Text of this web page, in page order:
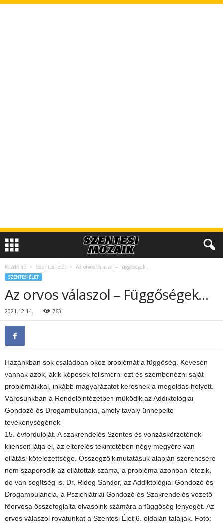
Kezdőlap Szentesi Élet Az orvos válaszol – Függőségek…
SZENTESI ÉLET
Az orvos válaszol – Függőségek…
2021.12.14. 763
Hazánkban sok családban okoz problémát a függőség. Kevesen
vannak azok, akik képesek felismerni ezt és szembenézni saját
problémáikkal, inkább magyarázatot keresnek a megoldás helyett.
Városunkban a Rendelőintézetben működik az Addiktológiai
Gondozó és Drogambulancia, amely tavaly ünnepelte
tevékenységének
15. évfordulóját. A szakrendelés Szentes és vonzáskörzetének
klienseit látja el, az elterelés tekintetében négy megyére van
ellátási kötelezettsége. Összegző kimutatásuk alapján szerencsére
nem szaporodik az ellátottak száma, a probléma azonban létezik,
de van segítség is. Dr. Rideg Sándor, az Addiktológiai Gondozó és
Drogambulancia, a Pszichiátriai Gondozó és Szakrendelés vezető
főorvosa összefoglalta olvasóink számára a függőség lényegét. Az
orvos válaszol rovatunkat a Szentesi Élet 6. oldalán találják. Fotó: